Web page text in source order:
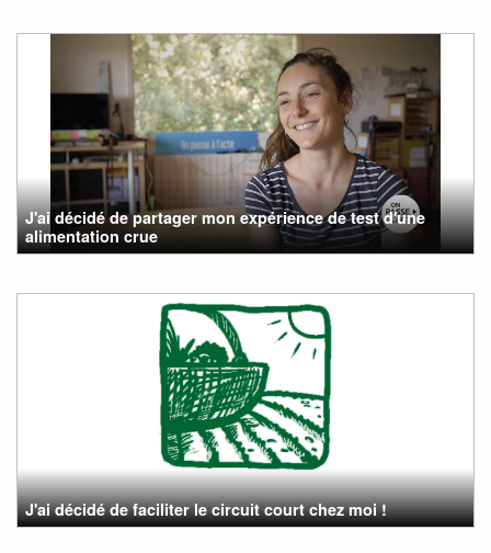
J'ai décidé de partager mon expérience de test d'une
alimentation crue
J'ai décidé de faciliter le circuit court chez moi !